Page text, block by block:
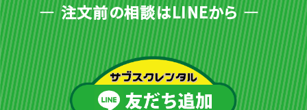
注文前の相談はLINEから